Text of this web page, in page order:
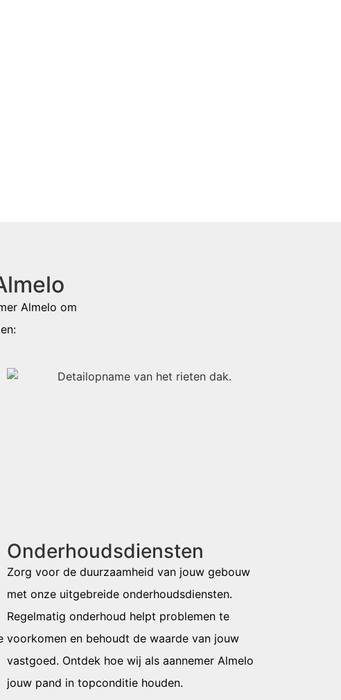
Almelo om
Onderhoudsdiensten
Zorg voor de duurzaamheid van jouw gebouw
met onze uitgebreide onderhoudsdiensten.
Regelmatig onderhoud helpt problemen te
voorkomen en behoudt de waarde van jouw
vastgoed. Ontdek hoe wij als aannemer Almelo
jouw pand in topconditie houden.